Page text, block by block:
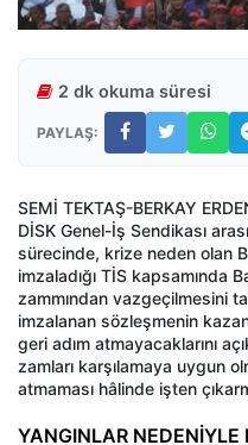
2 dk okuma süresi
PAYLAŞ:
SEMİ TEKTAŞ-BERKAY
DİSK Genel-İş Sendikası
sürecinde, krize neden olan
imzaladığı TİS kapsamında
zammından vazgeçilmesini
imzalanan sözleşmenin
geri adım atmayacaklarını
zamları karşılamaya uygun
atmaması hâlinde işten
YANGINLAR